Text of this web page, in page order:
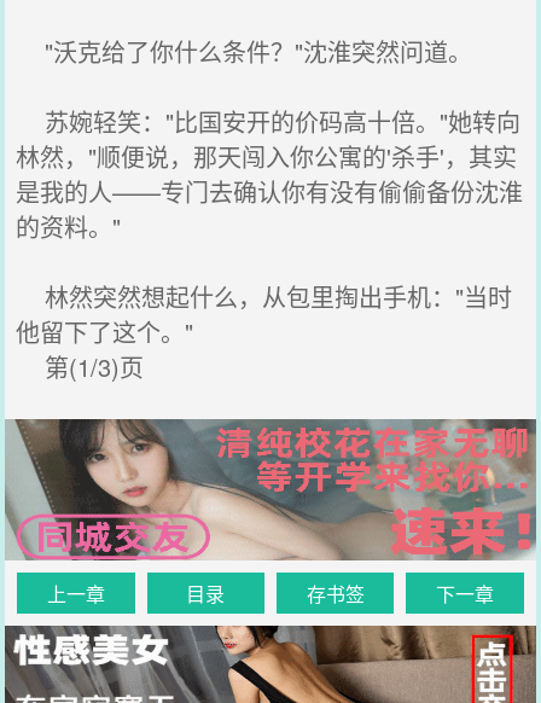
"沃克给了你什么条件？"沈淮突然问道。
苏婉轻笑："比国安开的价码高十倍。"她转向
林然，"顺便说，那天闯入你公寓的'杀手'，其实
是我的人——专门去确认你有没有偷偷备份沈淮
的资料。"
林然突然想起什么，从包里掏出手机："当时
他留下了这个。"
第(1/3)页
上一章 目录 存书签 下一章